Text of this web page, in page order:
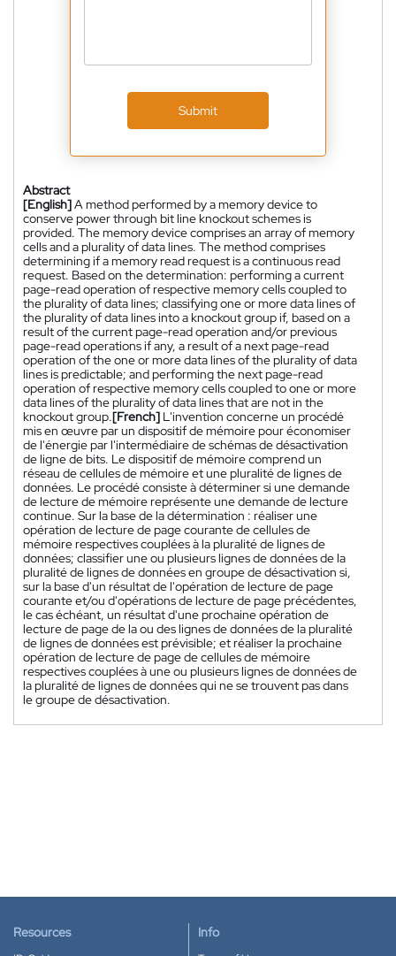
Submit
Abstract
[English]A method performed by a memory device to
conserve power through bit line knockout schemes is
provided. The memory device comprises an array of memory
cells and a plurality of data lines. The method comprises
determining if a memory read request is a continuous read
request. Based on the determination: performing a current
page-read operation of respective memory cells coupled to
the plurality of data lines; classifying one or more data lines of
the plurality of data lines into a knockout group if, based on a
result of the current page-read operation and/or previous
page-read operations if any, a result of a next page-read
operation of the one or more data lines of the plurality of data
lines is predictable; and performing the next page-read
operation of respective memory cells coupled to one or more
data lines of the plurality of data lines that are not in the
knockout group.[French] L'invention concerne un procédé
mis en œuvre par un dispositif de mémoire pour économiser
de l'énergie par l'intermédiaire de schémas de désactivation
de ligne de bits. Le dispositif de mémoire comprend un
réseau de cellules de mémoire et une pluralité de lignes de
données. Le procédé consiste à déterminer si une demande
de lecture de mémoire représente une demande de lecture
continue. Sur la base de la détermination : réaliser une
opération de lecture de page courante de cellules de
mémoire respectives couplées à la pluralité de lignes de
données; classifier une ou plusieurs lignes de données de la
pluralité de lignes de données en groupe de désactivation si,
sur la base d'un résultat de l'opération de lecture de page
courante et/ou d'opérations de lecture de page précédentes,
le cas échéant, un résultat d'une prochaine opération de
lecture de page de la ou des lignes de données de la pluralité
de lignes de données est prévisible; et réaliser la prochaine
opération de lecture de page de cellules de mémoire
respectives couplées à une ou plusieurs lignes de données de
la pluralité de lignes de données qui ne se trouvent pas dans
le groupe de désactivation.
Resources Info